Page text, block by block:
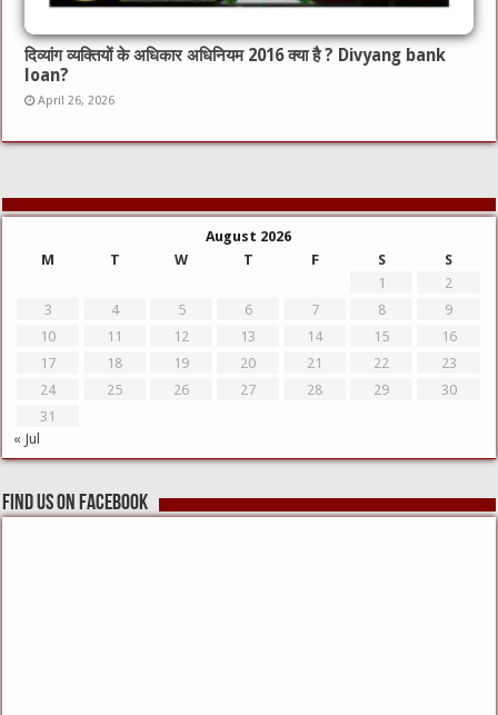
दिव्यांग व्यक्तियों के अधिकार अधिनियम 2016 क्या है ? Divyang bank
loan?
April 26, 2026
August 2026
M
T W T F S
S
1
2
3
4 5 6 7 8
9
10
11 12 13 14 15
16
17
18 19 20 21 22
23
24
25 26 27 28 29
30
31
« Jul
Find us on Facebook